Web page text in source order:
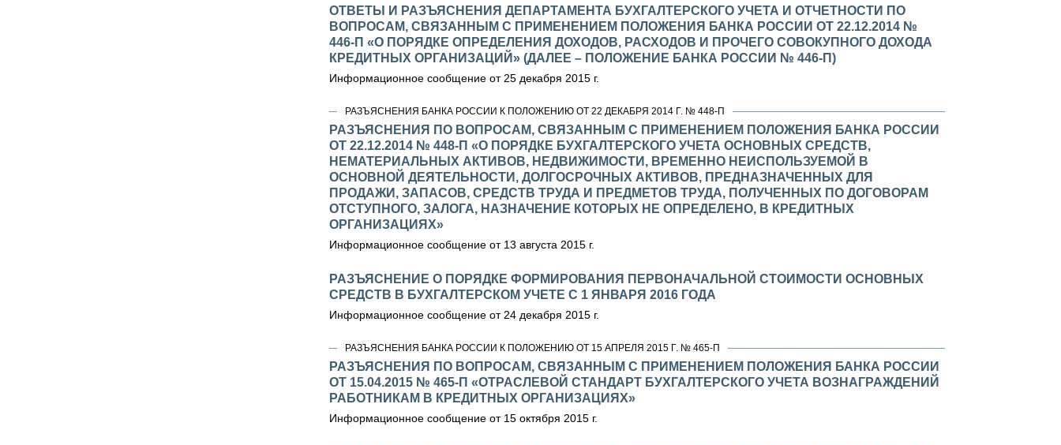
ОТВЕТЫ И РАЗЪЯСНЕНИЯ ДЕПАРТАМЕНТА БУХГАЛТЕРСКОГО УЧЕТА И ОТЧЕТНОСТИ ПО
ВОПРОСАМ, СВЯЗАННЫМ С ПРИМЕНЕНИЕМ ПОЛОЖЕНИЯ БАНКА РОССИИ ОТ 22.12.2014 №
446-П «О ПОРЯДКЕ ОПРЕДЕЛЕНИЯ ДОХОДОВ, РАСХОДОВ И ПРОЧЕГО СОВОКУПНОГО ДОХОДА
КРЕДИТНЫХ ОРГАНИЗАЦИЙ» (ДАЛЕЕ – ПОЛОЖЕНИЕ БАНКА РОССИИ № 446-П)
Информационное сообщение от 25 декабря 2015 г.
РАЗЪЯСНЕНИЯ БАНКА РОССИИ К ПОЛОЖЕНИЮ ОТ 22 ДЕКАБРЯ 2014 Г. № 448-П
РАЗЪЯСНЕНИЯ ПО ВОПРОСАМ, СВЯЗАННЫМ С ПРИМЕНЕНИЕМ ПОЛОЖЕНИЯ БАНКА РОССИИ
ОТ 22.12.2014 № 448-П «О ПОРЯДКЕ БУХГАЛТЕРСКОГО УЧЕТА ОСНОВНЫХ СРЕДСТВ,
НЕМАТЕРИАЛЬНЫХ АКТИВОВ, НЕДВИЖИМОСТИ, ВРЕМЕННО НЕИСПОЛЬЗУЕМОЙ В
ОСНОВНОЙ ДЕЯТЕЛЬНОСТИ, ДОЛГОСРОЧНЫХ АКТИВОВ, ПРЕДНАЗНАЧЕННЫХ ДЛЯ
ПРОДАЖИ, ЗАПАСОВ, СРЕДСТВ ТРУДА И ПРЕДМЕТОВ ТРУДА, ПОЛУЧЕННЫХ ПО ДОГОВОРАМ
ОТСТУПНОГО, ЗАЛОГА, НАЗНАЧЕНИЕ КОТОРЫХ НЕ ОПРЕДЕЛЕНО, В КРЕДИТНЫХ
ОРГАНИЗАЦИЯХ»
Информационное сообщение от 13 августа 2015 г.
РАЗЪЯСНЕНИЕ О ПОРЯДКЕ ФОРМИРОВАНИЯ ПЕРВОНАЧАЛЬНОЙ СТОИМОСТИ ОСНОВНЫХ
СРЕДСТВ В БУХГАЛТЕРСКОМ УЧЕТЕ C 1 ЯНВАРЯ 2016 ГОДА
Информационное сообщение от 24 декабря 2015 г.
РАЗЪЯСНЕНИЯ БАНКА РОССИИ К ПОЛОЖЕНИЮ ОТ 15 АПРЕЛЯ 2015 Г. № 465-П
РАЗЪЯСНЕНИЯ ПО ВОПРОСАМ, СВЯЗАННЫМ С ПРИМЕНЕНИЕМ ПОЛОЖЕНИЯ БАНКА РОССИИ
ОТ 15.04.2015 № 465-П «ОТРАСЛЕВОЙ СТАНДАРТ БУХГАЛТЕРСКОГО УЧЕТА ВОЗНАГРАЖДЕНИЙ
РАБОТНИКАМ В КРЕДИТНЫХ ОРГАНИЗАЦИЯХ»
Информационное сообщение от 15 октября 2015 г.